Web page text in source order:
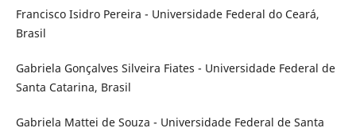
Francisco Isidro Pereira - Universidade Federal do Ceará,
Brasil
Gabriela Gonçalves Silveira Fiates - Universidade Federal de
Santa Catarina, Brasil
Gabriela Mattei de Souza - Universidade Federal de Santa